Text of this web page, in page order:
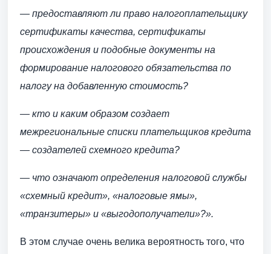
— предоставляют ли право налогоплательщику
сертификаты качества, сертификаты
происхождения и подобные документы на
формирование налогового обязательства по
налогу на добавленную стоимость?
— кто и каким образом создает
межрегиональные списки плательщиков кредита
— создателей схемного кредита?
— что означают определения налоговой службы
«схемный кредит», «налоговые ямы»,
«транзитеры» и «выгодополучатели»?».
В этом случае очень велика вероятность того, что